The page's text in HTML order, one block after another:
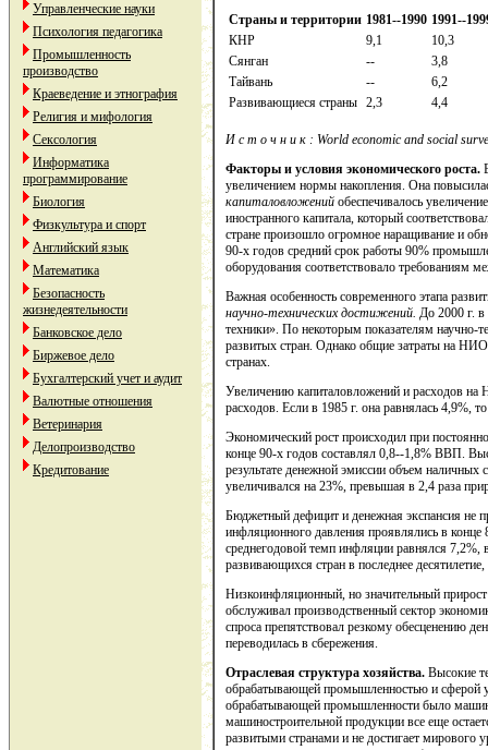
Управленческие науки
Психология педагогика
Промышленность
производство
Краеведение и этнография
Религия и мифология
Сексология
Информатика
программирование
Биология
Физкультура и спорт
Английский язык
Математика
Безопасность
жизнедеятельности
Банковское дело
Биржевое дело
Бухгалтерский учет и аудит
Валютные отношения
Ветеринария
Делопроизводство
Кредитование
Страны и территории 1981--1990 1991--
КНР
9,1
10,3
Сянган
--
3,8
Тайвань
--
6,2
Развивающиеся страны 2,3 4,4
И с т о ч н и к : World economic and social
Факторы и условия экономического роста.
увеличением нормы накопления. Она
капиталовложений обеспечивалось
иностранного капитала, который
стране произошло огромное наращивание и
90-х годов средний срок работы 90%
оборудования соответствовало требованиям
Важная особенность современного этапа
научно-технических достижений. До 2000 г. в
техники». По некоторым показателям научно-
развитых стран. Однако общие затраты на
странах.
Увеличению капиталовложений и расходов
расходов. Если в 1985 г. она равнялась 4,9%,
Экономический рост происходил при
конце 90-х годов составлял 0,8--1,8% ВВП.
результате денежной эмиссии объем
увеличивался на 23%, превышая в 2,4 раза
Бюджетный дефицит и денежная экспансия не
инфляционного давления проявлялись в
среднегодовой темп инфляции равнялся
развивающихся стран в последнее
Низкоинфляционный, но значительный
обслуживал производственный сектор
спроса препятствовал резкому обесценению
переводилась в сбережения.
Отраслевая структура хозяйства. Высокие
обрабатывающей промышленностью и сферой
обрабатывающей промышленности было
машиностроительной продукции все еще
развитыми странами и не достигает